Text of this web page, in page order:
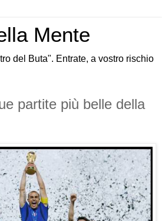
Mente
del Buta". Entrate, a vostro rischio
partite più belle della